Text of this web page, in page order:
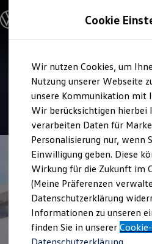
Hauptinhalt
springen
Footer
springen
Modelle und Konfigurator
Konfigurator
Modelle vergleichen
Elektroautos
ENERGY Sondermodelle
Nutzfahrzeuge
SUV und CUV
Familienautos
Kombis
Kompaktwagen
Sportwagen
Schnell verfügbare Fahrzeuge
Angebote und Produkte
Aktuelle Angebote
E-Auto-Förderung
Volkswagen Marktplatz
Die ENERGY
Junge Gebrauchtwagen
Volkswagen
Service
Autohaus
4.5|26
Cookie
Wir nutzen Cookies, um
Nutzung unserer Webseite
unsere Kommunikation mit
Wir berücksichtigen hierbei
verarbeiten Daten für
Personalisierung nur, wenn
Einwilligung geben. Diese
Wirkung für die Zukunft im
(Meine Präferenzen
Datenschutzerklärung
Informationen zu unseren
finden Sie in unserer
Datenschutzerklärung.